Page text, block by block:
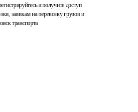
и получите доступ
заявкам на перевозку грузов и
транспорта